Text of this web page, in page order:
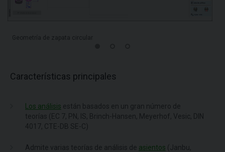
Geometría de zapata circular
Características principales
Los análisis están basados en un gran número de
teorías (EC 7, PN, IS, Brinch-Hansen, Meyerhof, Vesic, DIN
4017, CTE-DB SE-C)
Admite varias teorías de análisis de asientos (Janbu,